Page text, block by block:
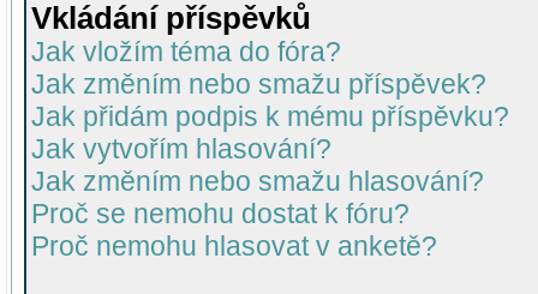
Vkládání příspěvků
Jak vložím téma do fóra?
Jak změním nebo smažu příspěvek?
Jak přidám podpis k mému příspěvku?
Jak vytvořím hlasování?
Jak změním nebo smažu hlasování?
Proč se nemohu dostat k fóru?
Proč nemohu hlasovat v anketě?